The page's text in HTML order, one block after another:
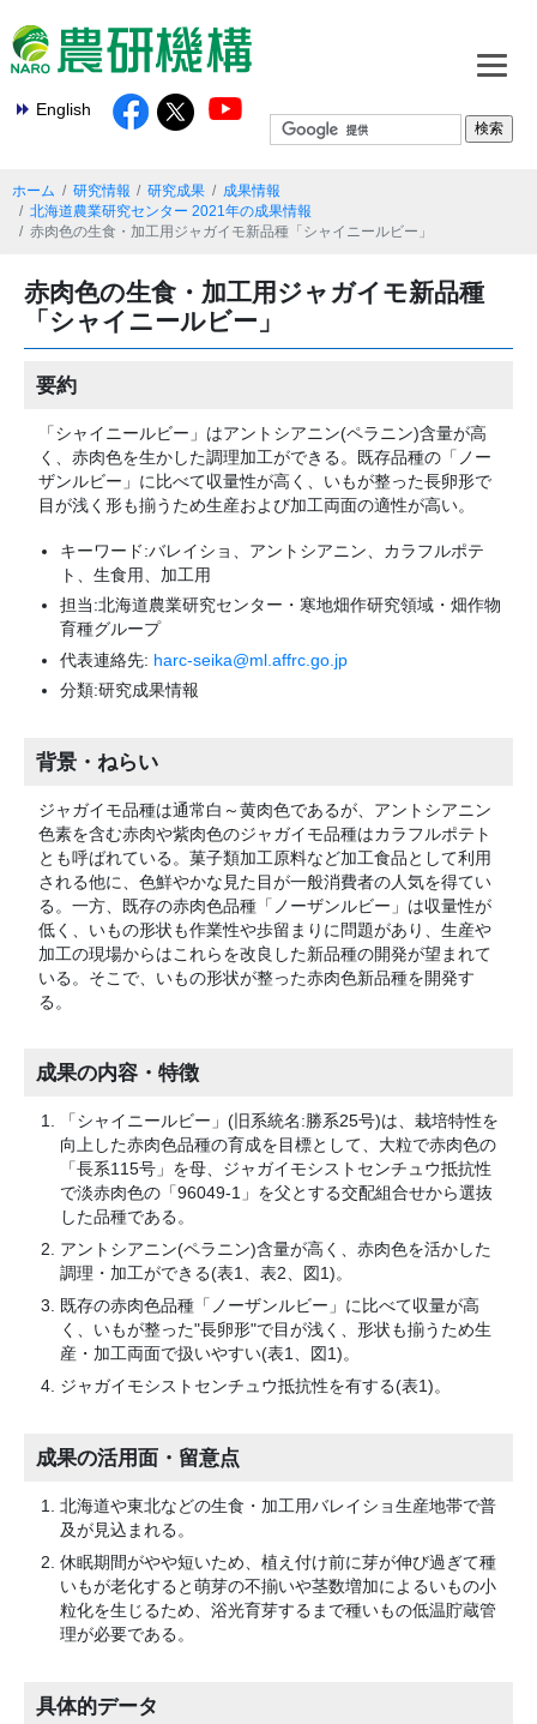
English
ホーム 研究情報 研究成果
成果情報
北海道農業研究センター 2021年の成果情報
赤肉色の生食・加工用ジャガイモ新品種「シャイニールビー」
赤肉色の生食・加工用ジャガイモ新品種
「シャイニールビー」
要約
「シャイニールビー」はアントシアニン(ペラニン)含量が高
く、赤肉色を生かした調理加工ができる。既存品種の「ノー
ザンルビー」に比べて収量性が高く、いもが整った長卵形で
目が浅く形も揃うため生産および加工両面の適性が高い。
キーワード:バレイショ、アントシアニン、カラフルポテ
ト、生食用、加工用
担当:北海道農業研究センター・寒地畑作研究領域・畑作物
育種グループ
代表連絡先: harc-seika@ml.affrc.go.jp
分類:研究成果情報
背景・ねらい
ジャガイモ品種は通常白～黄肉色であるが、アントシアニン
色素を含む赤肉や紫肉色のジャガイモ品種はカラフルポテト
とも呼ばれている。菓子類加工原料など加工食品として利用
される他に、色鮮やかな見た目が一般消費者の人気を得てい
る。一方、既存の赤肉色品種「ノーザンルビー」は収量性が
低く、いもの形状も作業性や歩留まりに問題があり、生産や
加工の現場からはこれらを改良した新品種の開発が望まれて
いる。そこで、いもの形状が整った赤肉色新品種を開発す
る。
成果の内容・特徴
「シャイニールビー」(旧系統名:勝系25号)は、栽培特性を
向上した赤肉色品種の育成を目標として、大粒で赤肉色の
「長系115号」を母、ジャガイモシストセンチュウ抵抗性
で淡赤肉色の「96049-1」を父とする交配組合せから選抜
した品種である。
アントシアニン(ペラニン)含量が高く、赤肉色を活かした
調理・加工ができる(表1、表2、図1)。
既存の赤肉色品種「ノーザンルビー」に比べて収量が高
く、いもが整った"長卵形"で目が浅く、形状も揃うため生
産・加工両面で扱いやすい(表1、図1)。
ジャガイモシストセンチュウ抵抗性を有する(表1)。
成果の活用面・留意点
北海道や東北などの生食・加工用バレイショ生産地帯で普
及が見込まれる。
休眠期間がやや短いため、植え付け前に芽が伸び過ぎて種
いもが老化すると萌芽の不揃いや茎数増加によるいもの小
粒化を生じるため、浴光育芽するまで種いもの低温貯蔵管
理が必要である。
具体的データ